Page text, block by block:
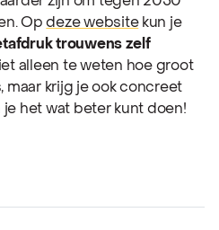
Opdeze websitekun je
trouwens zelf
alleen te weten hoe groot
maar krijg je ook concreet
je het wat beter kunt doen!